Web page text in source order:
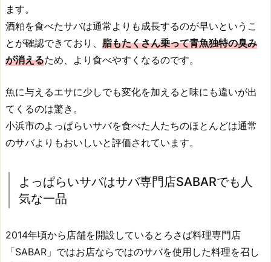
ます。
酒粕を食べたサバは通常よりも成長するのが早いというこ
とが確認できており、 脂もたくさん乗って青魚独特の臭み
が消えるため、より食べやすくなるのです。
魚に与えるエサに少しでも変化を加えると味にも違いが出
てくるのは驚き。
小浜市のよっぱらいサバを食べた人たちのほとんどは通常
のサバよりもおいしいと評価されています。
よっぱらいサバはサバ専門店SABARでも人
気な一品
2014年頃から店舗を開設しているとろさば料理専門店
「SABAR」ではお店ならではのサバを使用した料理を召し